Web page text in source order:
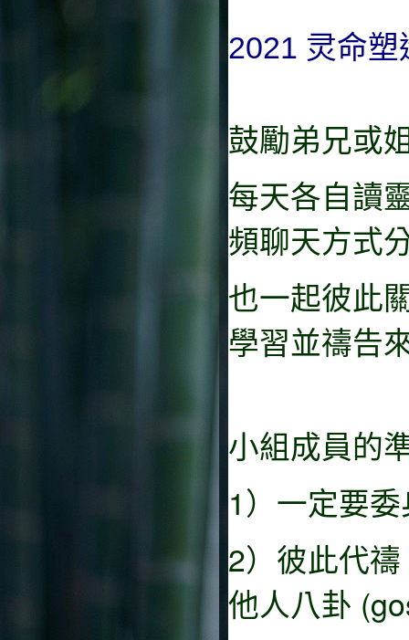
2021 灵命塑
鼓勵弟兄或
每天各自讀
頻聊天方式
也一起彼此
學習並禱告
小組成員的
1）一定要
2）彼此代
他人八卦